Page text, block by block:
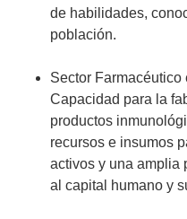
de habilidades,
población.
Sector
Capacidad para la
productos
recursos e insumos
activos y una amplia
al capital humano y